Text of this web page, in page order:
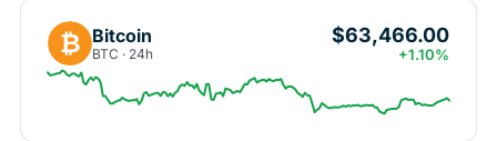
₿ Bitcoin
BTC · 24h
$63,466.00
+1.10%